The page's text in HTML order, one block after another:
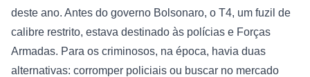
deste ano. Antes do governo Bolsonaro, o T4, um fuzil de
calibre restrito, estava destinado às polícias e Forças
Armadas. Para os criminosos, na época, havia duas
alternativas: corromper policiais ou buscar no mercado